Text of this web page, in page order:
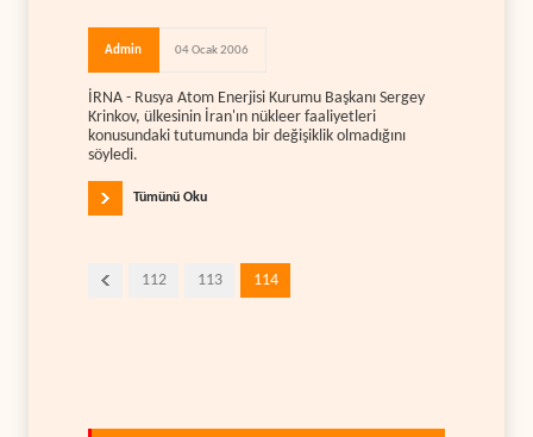
Admin 04 Ocak 2006
İRNA - Rusya Atom Enerjisi Kurumu Başkanı Sergey
Krinkov, ülkesinin İran'ın nükleer faaliyetleri
konusundaki tutumunda bir değişiklik olmadığını
söyledi.
Tümünü Oku
112 113 114